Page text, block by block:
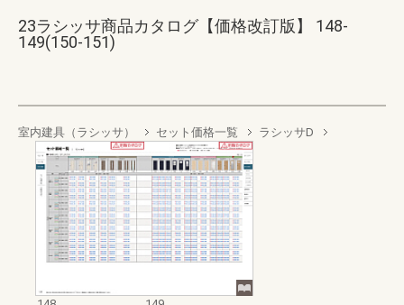
23ラシッサ商品カタログ【価格改訂版】 148-
149(150-151)
室内建具（ラシッサ） セット価格一覧 ラシッサD